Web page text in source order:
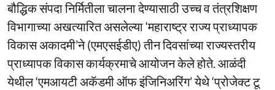
बौद्धिक संपदा निर्मितीला चालना देण्यासाठी उच्च व तंत्रशिक्षण
विभागाच्या अखत्यारित असलेल्या ‘महाराष्ट्र राज्य प्राध्यापक
विकास अकादमी’ने (एमएसईडीए) तीन दिवसांच्या राज्यस्तरीय
प्राध्यापक विकास कार्यक्रमाचे आयोजन केले होते. आळंदी
येथील ‘एमआयटी अकॅडमी ऑफ इंजिनिअरिंग’ येथे ‘प्रोजेक्ट टू